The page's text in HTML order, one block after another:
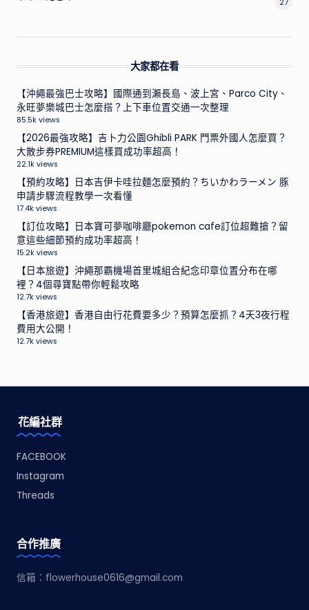
27
大家都在看
【沖繩最強巴士攻略】國際通到瀨長島、波上宮、Parco City、
永旺夢樂城巴士怎麼搭？上下車位置交通一次整理
85.5k views
【2026最強攻略】吉卜力公園Ghibli PARK 門票外國人怎麼買？
大散步券PREMIUM這樣買成功率超高！
22.1k views
【預約攻略】日本吉伊卡哇拉麵怎麼預約？ちいかわラーメン 豚
申請步驟流程教學一次看懂
17.4k views
【訂位攻略】日本寶可夢咖啡廳pokemon cafe訂位超難搶？留
意這些細節預約成功率超高！
15.2k views
【日本旅遊】沖繩那霸機場首里城組合紀念印章位置分布在哪
裡？4個尋寶點帶你輕鬆攻略
12.7k views
【香港旅遊】香港自由行花費要多少？預算怎麼抓？4天3夜行程
費用大公開！
12.7k views
花編社群
FACEBOOK
Instagram
Threads
合作推廣
信箱： flowerhouse0616@gmail.com